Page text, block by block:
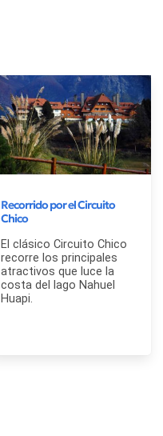
Recorrido por el Circuito
Chico
El clásico Circuito Chico
recorre los principales
atractivos que luce la
costa del lago Nahuel
Huapi.